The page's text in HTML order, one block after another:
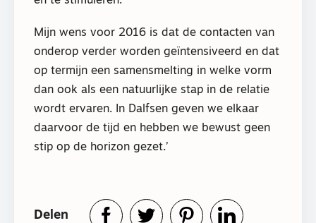
Mijn wens voor 2016 is dat de contacten van
onderop verder worden geïntensiveerd en dat
op termijn een samensmelting in welke vorm
dan ook als een natuurlijke stap in de relatie
wordt ervaren. In Dalfsen geven we elkaar
daarvoor de tijd en hebben we bewust geen
stip op de horizon gezet.’
Delen